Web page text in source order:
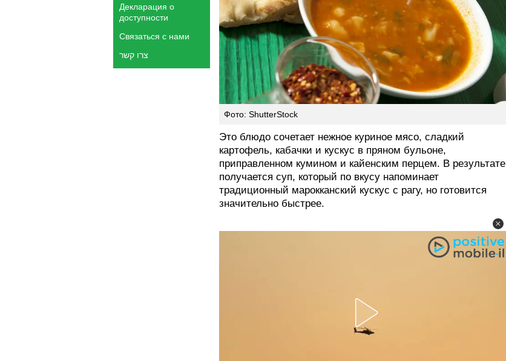
Декларация о
доступности
Связаться с нами
צרו קשר
Фото: ShutterStock
Это блюдо сочетает нежное куриное мясо, сладкий
картофель, кабачки и кускус в пряном бульоне,
приправленном кумином и кайенским перцем. В результате
получается суп, который по вкусу напоминает
традиционный марокканский кускус с рагу, но готовится
значительно быстрее.